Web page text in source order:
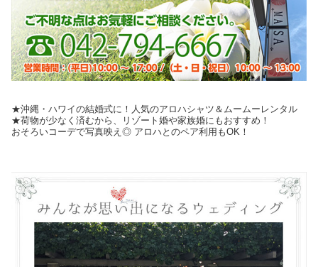
★沖縄・ハワイの結婚式に！人気のアロハシャツ＆ムームーレンタル
★荷物が少なく済むから、リゾート婚や家族婚にもおすすめ！
おそろいコーデで写真映え◎ アロハとのペア利用もOK！